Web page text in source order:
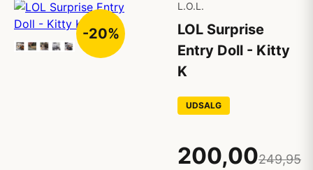
-20%
L.O.L.
LOL Surprise
Entry Doll - Kitty
K
UDSALG
200,00249,95